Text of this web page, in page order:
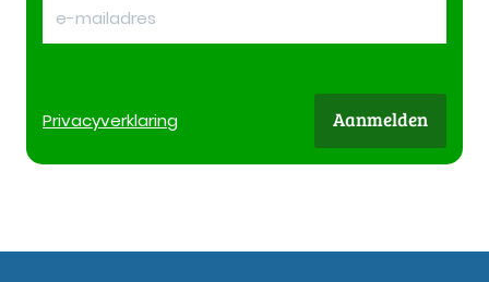
Privacyverklaring Aanmelden